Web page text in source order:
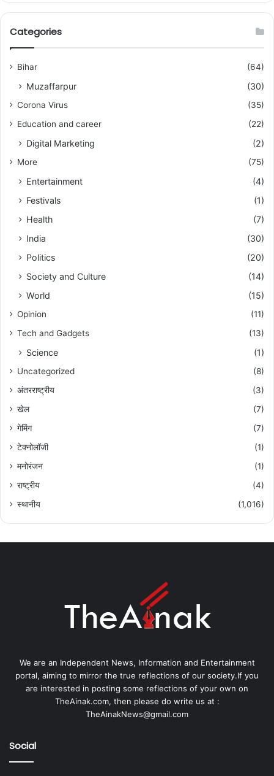
Categories
Bihar (64)
Muzaffarpur (30)
Corona Virus
(35)
Education and career
(22)
Digital Marketing (2)
More (75)
Entertainment
(4)
Festivals
(1)
Health
(7)
India
(30)
Politics
(20)
Society and Culture
(14)
World
(15)
Opinion
(11)
Tech and Gadgets
(13)
Science (1)
Uncategorized
(8)
अंतरराष्ट्रीय
(3)
खेल
(7)
गेमिंग
(7)
टेक्नोलॉजी
(1)
मनोरंजन
(1)
राष्ट्रीय
(4)
स्थानीय
(1,016)
We are an Independent News, Information and Entertainment
portal, aiming to mirror the true reflections of our society.If you
are interested in posting some reflections of your own on
TheAinak.com, then please do write us at :
TheAinakNews@gmail.com
Social